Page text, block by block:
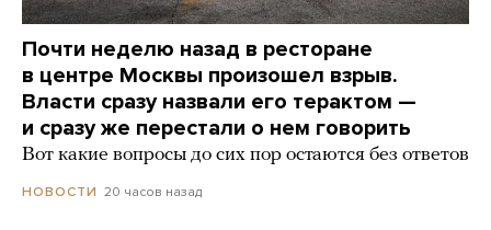
Почти неделю назад в ресторане
в центре Москвы произошел взрыв.
Власти сразу назвали его терактом —
и сразу же перестали о нем говорить
Вот какие вопросы до сих пор остаются без ответов
НОВОСТИ 20 часов назад